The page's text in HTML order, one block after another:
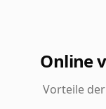
Online
Vorteile